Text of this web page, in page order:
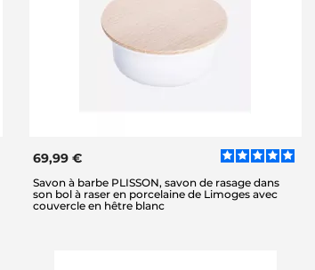
69,99 €
Savon à barbe PLISSON, savon de rasage dans
son bol à raser en porcelaine de Limoges avec
couvercle en hêtre blanc